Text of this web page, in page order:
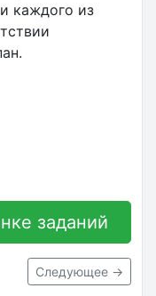
каждого из
заданий
Следующее →